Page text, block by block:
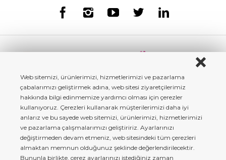
Web sitemizi, ürünlerimizi, hizmetlerimizi ve pazarlama
çabalarımızı geliştirmek adına, web sitesi ziyaretçilerimiz
hakkında bilgi edinmemize yardımcı olması için çerezler
kullanıyoruz. Çerezleri kullanarak müşterilerimizi daha iyi
anlarız ve bu sayede web sitemizi, ürünlerimizi, hizmetlerimizi
ve pazarlama çalışmalarımızı geliştiririz. Ayarlarınızı
değiştirmeden devam etmeniz, web sitesindeki tüm çerezleri
almaktan memnun olduğunuz şeklinde değerlendirilecektir.
Bununla birlikte, çerez ayarlarınızı istediğiniz zaman